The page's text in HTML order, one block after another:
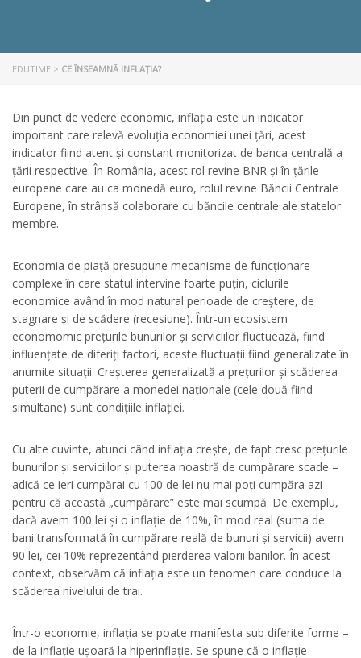
EDUTIME > CE ÎNSEAMNĂ INFLAȚIA?
Din punct de vedere economic, inflația este un indicator
important care relevă evoluția economiei unei țări, acest
indicator fiind atent și constant monitorizat de banca centrală a
țării respective. În România, acest rol revine BNR și în țările
europene care au ca monedă euro, rolul revine Băncii Centrale
Europene, în strânsă colaborare cu băncile centrale ale statelor
membre.
Economia de piață presupune mecanisme de funcționare
complexe în care statul intervine foarte puțin, ciclurile
economice având în mod natural perioade de creștere, de
stagnare și de scădere (recesiune). Într-un ecosistem
economomic prețurile bunurilor și serviciilor fluctuează, fiind
influențate de diferiți factori, aceste fluctuații fiind generalizate în
anumite situații. Creșterea generalizată a prețurilor și scăderea
puterii de cumpărare a monedei naționale (cele două fiind
simultane) sunt condițiile inflației.
Cu alte cuvinte, atunci când inflația crește, de fapt cresc prețurile
bunurilor și serviciilor și puterea noastră de cumpărare scade –
adică ce ieri cumpărai cu 100 de lei nu mai poți cumpăra azi
pentru că această „cumpărare” este mai scumpă. De exemplu,
dacă avem 100 lei și o inflație de 10%, în mod real (suma de
bani transformată în cumpărare reală de bunuri și servicii) avem
90 lei, cei 10% reprezentând pierderea valorii banilor. În acest
context, observăm că inflația este un fenomen care conduce la
scăderea nivelului de trai.
Într-o economie, inflația se poate manifesta sub diferite forme –
de la inflație ușoară la hiperinflație. Se spune că o inflație